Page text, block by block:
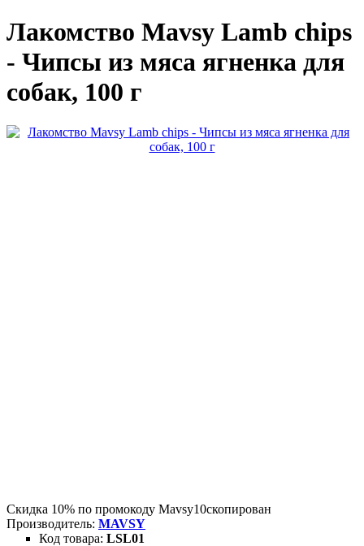
Лакомство Mavsy Lamb chips
- Чипсы из мяса ягненка для
собак, 100 г
Скидка 10% по промокоду Mavsy10скопирован
MAVSY
LSL01